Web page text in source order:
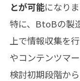
とが可能になりま
特に、BtoBの製
上で情報収集を
やコンテンツマ
検討初期段階か